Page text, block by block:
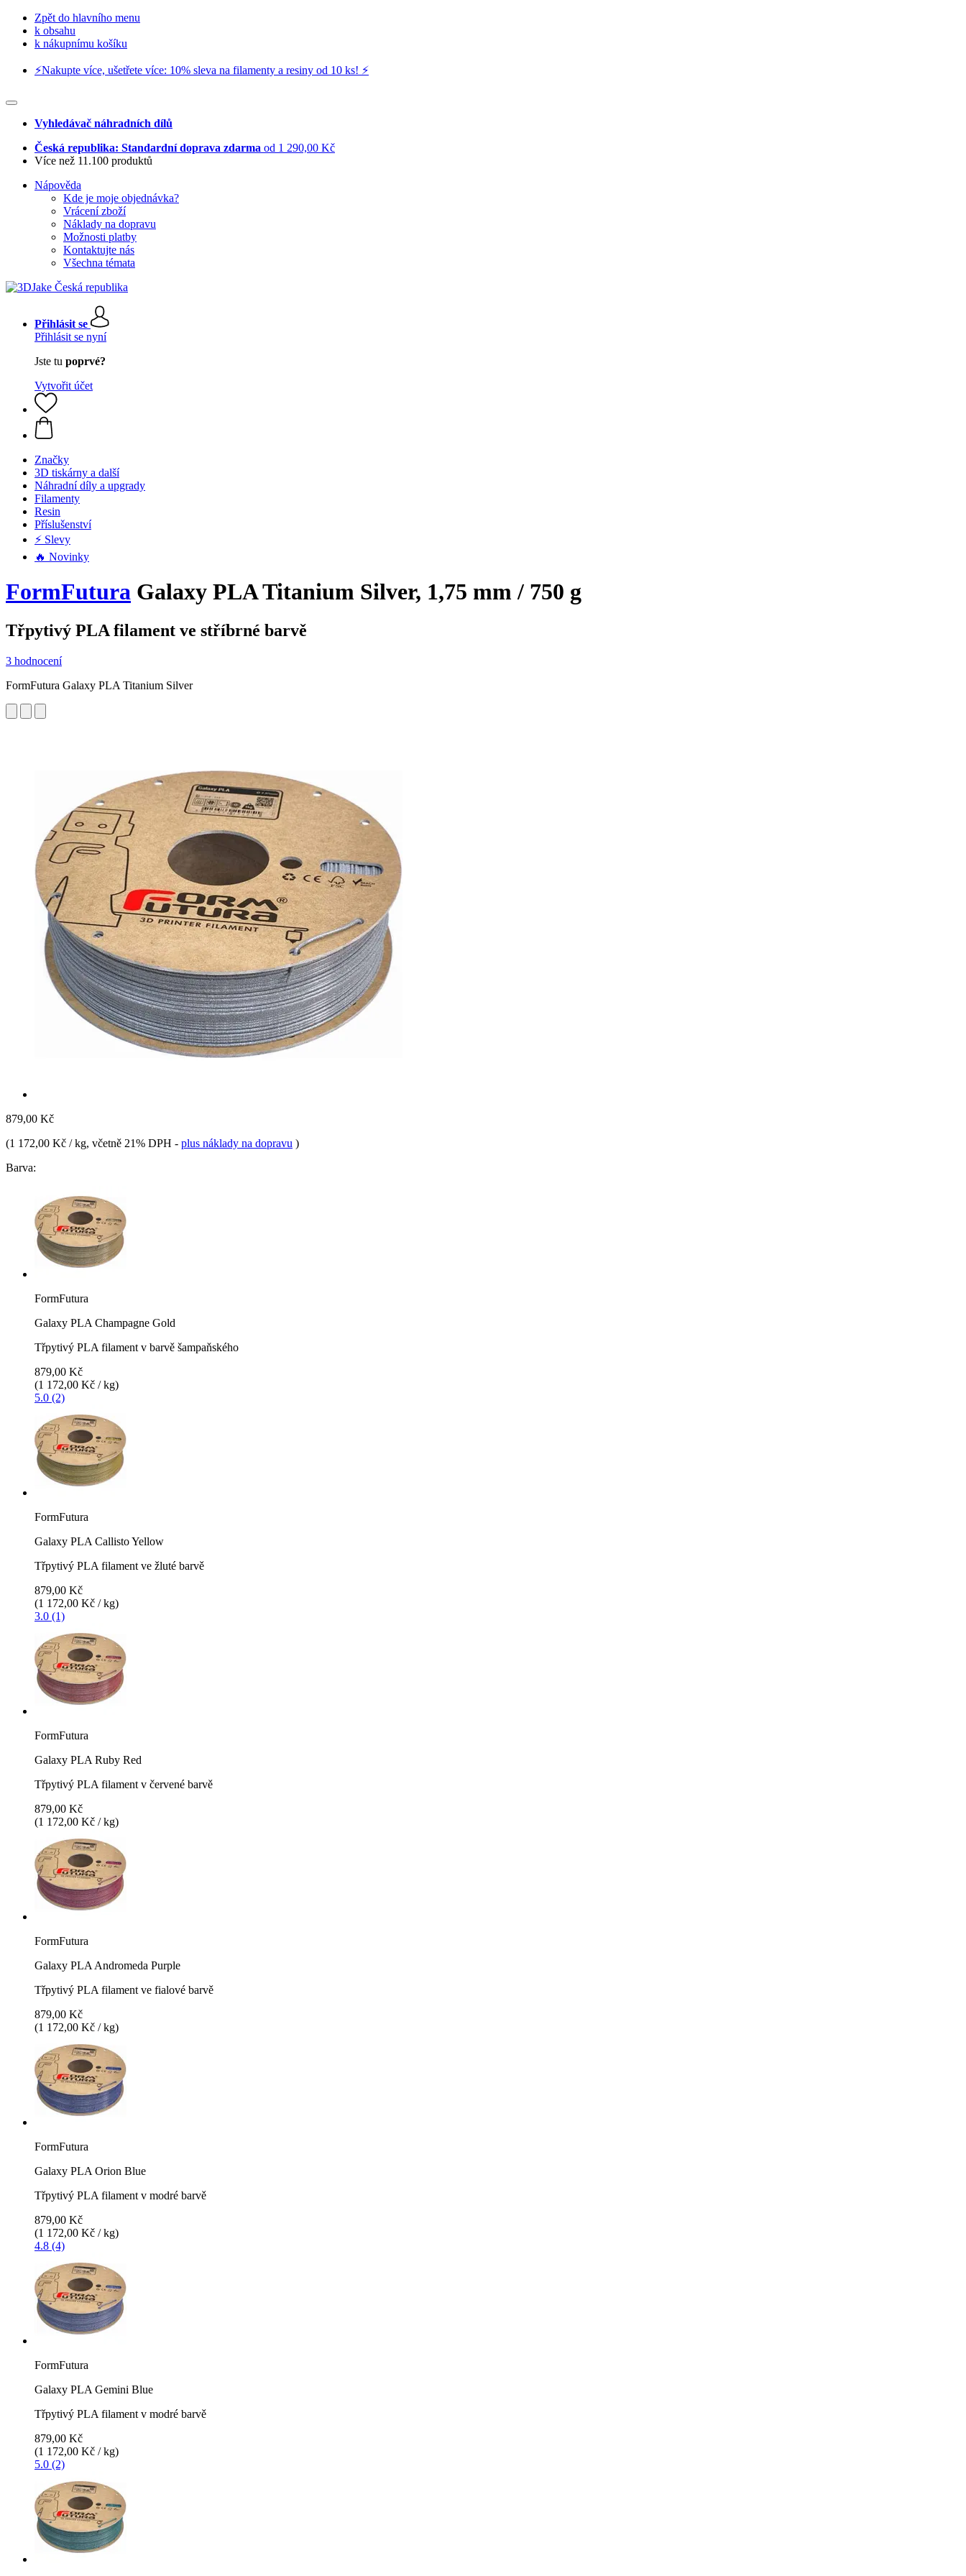
Zpět do hlavního menu
k obsahu
k nákupnímu košíku
⚡️Nakupte více, ušetřete více: 10% sleva na filamenty a resiny od 10 ks! ⚡️
Vyhledávač náhradních dílů
Česká republika: Standardní doprava zdarma od 1 290,00 Kč
Více než 11.100 produktů
Nápověda
Kde je moje objednávka?
Vrácení zboží
Náklady na dopravu
Možnosti platby
Kontaktujte nás
Všechna témata
Přihlásit se
Přihlásit se nyní
Jste tu poprvé?
Vytvořit účet
Značky
3D tiskárny a další
Náhradní díly a upgrady
Filamenty
Resin
Příslušenství
⚡ Slevy
🔥 Novinky
FormFutura Galaxy PLA Titanium Silver, 1,75 mm / 750 g
Třpytivý PLA filament ve stříbrné barvě
3 hodnocení
FormFutura Galaxy PLA Titanium Silver
879,00 Kč
(1 172,00 Kč / kg, včetně 21% DPH - plus náklady na dopravu )
Barva:
FormFutura
Galaxy PLA Champagne Gold
Třpytivý PLA filament v barvě šampaňského
879,00 Kč
(1 172,00 Kč / kg)
5.0 (2)
FormFutura
Galaxy PLA Callisto Yellow
Třpytivý PLA filament ve žluté barvě
879,00 Kč
(1 172,00 Kč / kg)
3.0 (1)
FormFutura
Galaxy PLA Ruby Red
Třpytivý PLA filament v červené barvě
879,00 Kč
(1 172,00 Kč / kg)
FormFutura
Galaxy PLA Andromeda Purple
Třpytivý PLA filament ve fialové barvě
879,00 Kč
(1 172,00 Kč / kg)
FormFutura
Galaxy PLA Orion Blue
Třpytivý PLA filament v modré barvě
879,00 Kč
(1 172,00 Kč / kg)
4.8 (4)
FormFutura
Galaxy PLA Gemini Blue
Třpytivý PLA filament v modré barvě
879,00 Kč
(1 172,00 Kč / kg)
5.0 (2)